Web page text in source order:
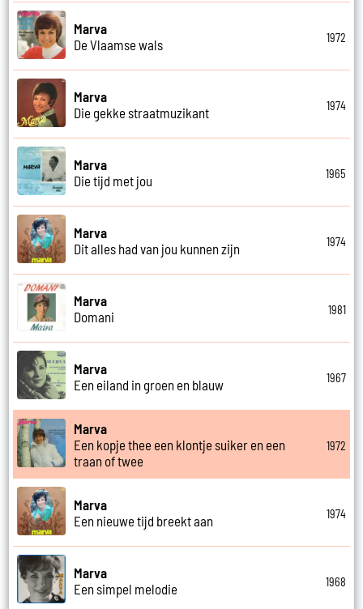
Marva
De Vlaamse wals
1972
Marva
Die gekke straatmuzikant
1974
Marva
Die tijd met jou
1965
Marva
Dit alles had van jou kunnen zijn
1974
Marva
Domani
1981
Marva
Een eiland in groen en blauw
1967
Marva
Een kopje thee een klontje suiker en een
traan of twee
1972
Marva
Een nieuwe tijd breekt aan
1974
Marva
Een simpel melodie
1968